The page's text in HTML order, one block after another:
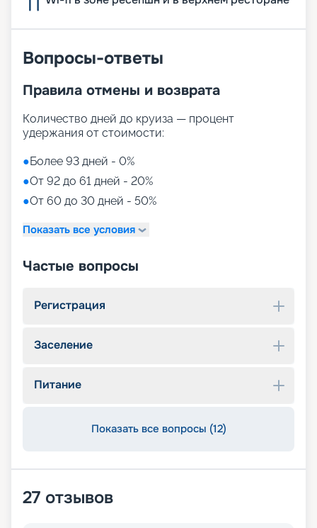
Вопросы-ответы
Правила отмены и возврата
Количество дней до круиза — процент
удержания от стоимости:
●Более 93 дней - 0%
●От 92 до 61 дней - 20%
●От 60 до 30 дней - 50%
Показать все условия
Частые вопросы
Регистрация
Заселение
Питание
Показать все вопросы (12)
27 отзывов